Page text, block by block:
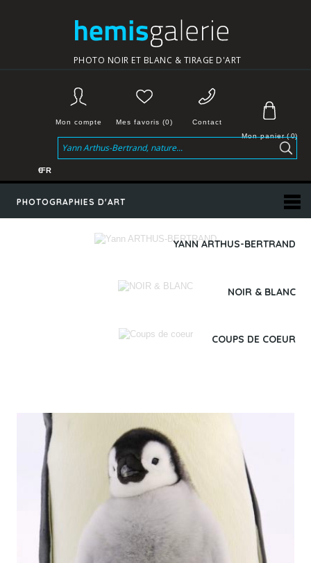
PHOTO NOIR ET BLANC & TIRAGE D'ART
Mon panier( 0)
Contact
Mes favoris (0)
Mon compte
PHOTOGRAPHIES D'ART
€FR
YANN ARTHUS-BERTRAND
NOIR & BLANC
COUPS DE COEUR